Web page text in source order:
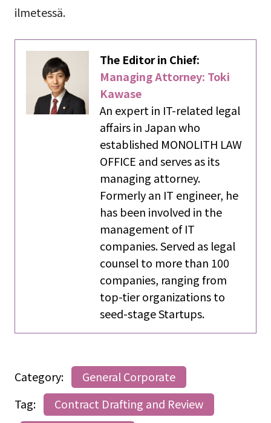
ilmetessä.
The Editor in Chief:
Managing Attorney: Toki
Kawase
An expert in IT-related legal
affairs in Japan who
established MONOLITH LAW
OFFICE and serves as its
managing attorney.
Formerly an IT engineer, he
has been involved in the
management of IT
companies. Served as legal
counsel to more than 100
companies, ranging from
top-tier organizations to
seed-stage Startups.
Category:
General Corporate
Tag:
Contract Drafting and Review